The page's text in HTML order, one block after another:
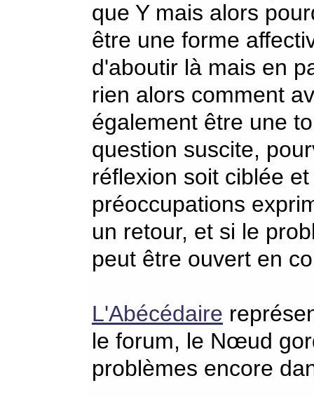
que Y mais alors
être une forme
d'aboutir là mais en
rien alors comment
également être une
question suscite,
réflexion soit ciblée
préoccupations
un retour, et si le
peut être ouvert en
L'Abécédaire
le forum, le Nœud
problèmes encore